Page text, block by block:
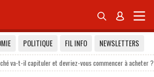
 
POLITIQUE FIL INFO
NEWSLETTERS
va-t-il capituler et devriez-vous commencer à acheter ?